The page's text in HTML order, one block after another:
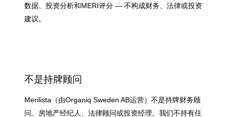
数据、投资分析和MERI评分 — 不构成财务、法律或投资
建议。
不是持牌顾问
Merilista（由Organiq Sweden AB运营）不是持牌财务顾
问、房地产经纪人、法律顾问或投资经理。我们不持有任